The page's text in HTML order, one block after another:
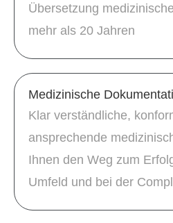
Übersetzung
mehr als 20 Jahren
Medizinische
Klar verständliche,
ansprechende
Ihnen den Weg zum
Umfeld und bei der